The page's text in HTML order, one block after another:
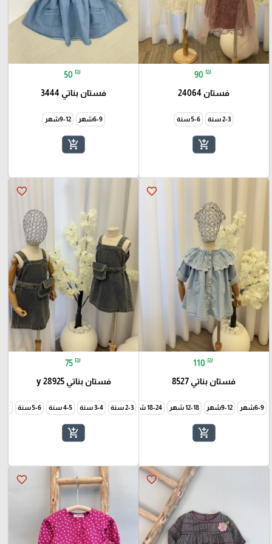
90 ₪
فستان 24064
2-3 سنة 5-6 سنة
add_shopping_cart
50 ₪
فستان بناتي 3444
6-9شهر 9-12شهر
add_shopping_cart
favorite_border
110 ₪
فستان بناتي 8527
6-9شهر 9-12شهر 12-18 شهر 18-24 شهر
add_shopping_cart
favorite_border
75 ₪
فستان بناتي y 28925
2-3 سنة 3-4 سنة 5-6 سنة 6-7 سنة
add_shopping_cart
favorite_border
favorite_border